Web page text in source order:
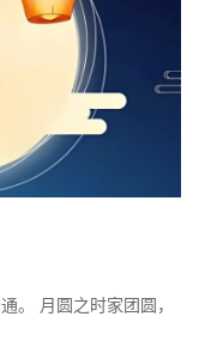
。 月圆之时家团圆，